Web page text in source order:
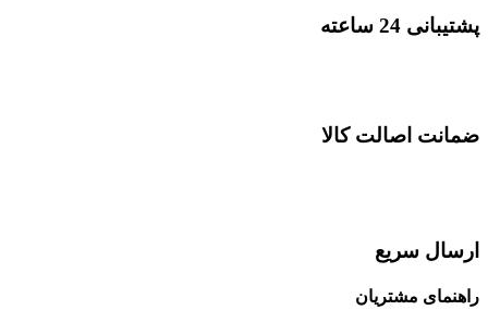
پشتیبانی 24 ساعته
ضمانت اصالت کالا
ارسال سریع
راهنمای مشتریان